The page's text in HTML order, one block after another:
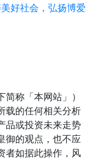
好社会，弘扬博爱
称「本网站」）
载的任何相关分析
品或投资未来走势
御的观点，也不应
者如据此操作，风